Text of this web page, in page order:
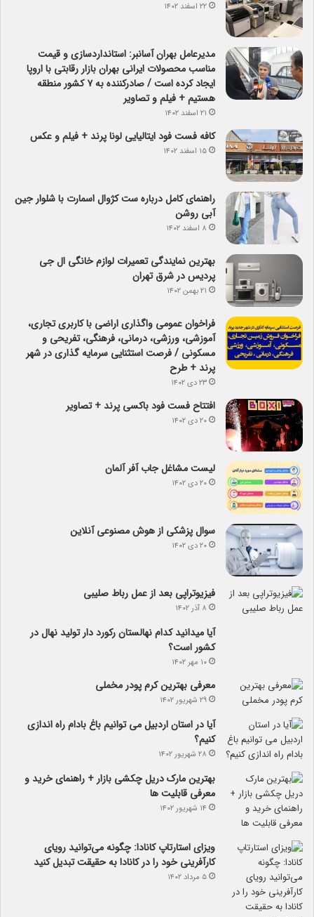
۲۲ اسفند ۱۴۰۲
مدیرعامل بهران آسانبر: استانداردسازی و قیمت
مناسب محصولات ایرانی بهران بازار رقابتی با اروپا
ایجاد کرده است / صادرکننده به ۷ کشور منطقه
هستیم + فیلم و تصاویر
۲۱ اسفند ۱۴۰۲
کافه فست فود ایتالیایی لونا پرند + فیلم و عکس
۱۵ اسفند ۱۴۰۲
راهنمای کامل درباره ست کژوال اسمارت با شلوار جین
آبی روشن
۸ اسفند ۱۴۰۲
بهترین نمایندگی تعمیرات لوازم خانگی ال جی
پردیس در شرق تهران
۲۱ بهمن ۱۴۰۲
فراخوان عمومی واگذاری اراضی با کاربری تجاری،
آموزشی، ورزشی، درمانی، فرهنگی، تفریحی و
مسکونی / فرصت استثنایی سرمایه گذاری در شهر
پرند + طرح
۲۳ دی ۱۴۰۲
افتتاح فست فود باکسی پرند + تصاویر
۲۰ دی ۱۴۰۲
لیست مشاغل جاب آفر آلمان
۲۰ دی ۱۴۰۲
سوال پزشکی از هوش مصنوعی آنلاین
۲۰ دی ۱۴۰۲
فیزیوتراپی بعد از عمل رباط صلیبی
۸ آذر ۱۴۰۲
آیا می­دانید کدام نهالستان رکورد دار تولید نهال­ در
کشور است؟
۱۰ مهر ۱۴۰۲
معرفی بهترین کرم پودر مخملی
۲۹ شهریور ۱۴۰۲
آیا در استان اردبیل می توانیم باغ بادام راه اندازی
کنیم؟
۲۸ شهریور ۱۴۰۲
بهترین مارک دریل چکشی بازار + راهنمای خرید و
معرفی قابلیت ها
۱۴ شهریور ۱۴۰۲
ویزای استارتاپ کانادا: چگونه می‌توانید رویای
کارآفرینی خود را در کانادا به حقیقت تبدیل کنید
۵ مرداد ۱۴۰۲